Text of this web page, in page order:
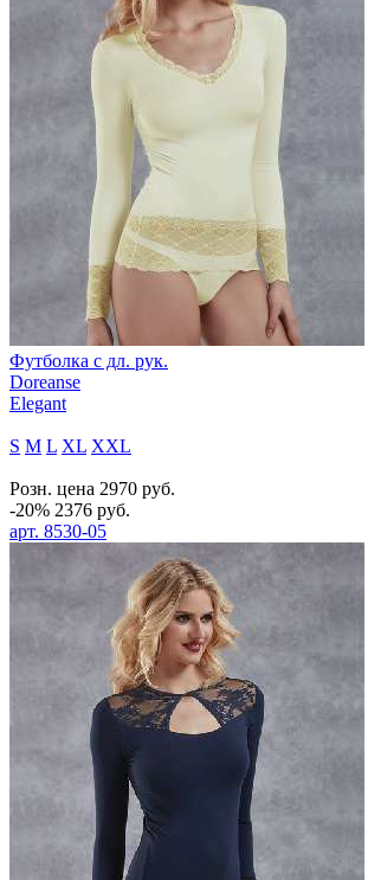
Футболка с дл. рук.
Doreanse
Elegant
S M L XL XXL
Розн. цена 2970 руб.
-20% 2376 руб.
арт. 8530-05